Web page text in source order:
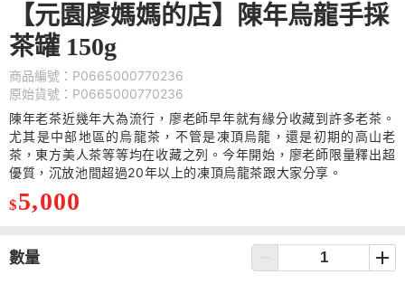
【元園廖媽媽的店】陳年烏龍手採
茶罐 150g
商品編號：P0665000770236
原始貨號：P0665000770236
陳年老茶近幾年大為流行，廖老師早年就有緣分收藏到許多老茶。
尤其是中部地區的烏龍茶，不管是凍頂烏龍，還是初期的高山老
茶，東方美人茶等等均在收藏之列。今年開始，廖老師限量釋出超
優質，沉放池間超過20年以上的凍頂烏龍茶跟大家分享。
$5,000
數量